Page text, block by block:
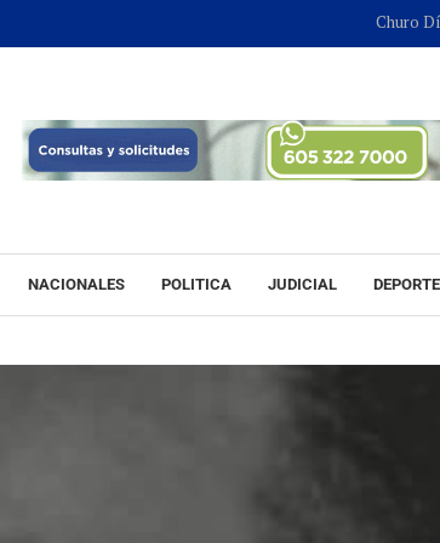
Churo Díaz
NACIONALES POLITICA JUDICIAL